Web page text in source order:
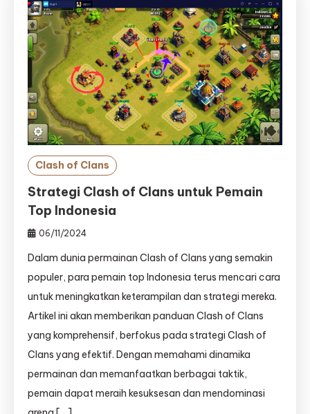
Clash of Clans
Strategi Clash of Clans untuk Pemain
Top Indonesia
06/11/2024
Dalam dunia permainan Clash of Clans yang semakin
populer, para pemain top Indonesia terus mencari cara
untuk meningkatkan keterampilan dan strategi mereka.
Artikel ini akan memberikan panduan Clash of Clans
yang komprehensif, berfokus pada strategi Clash of
Clans yang efektif. Dengan memahami dinamika
permainan dan memanfaatkan berbagai taktik,
pemain dapat meraih kesuksesan dan mendominasi